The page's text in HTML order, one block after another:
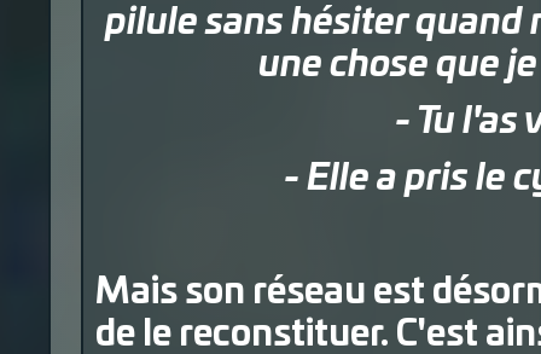
pilule sans hésiter quand
une chose que
- Tu l'as
- Elle a pris le
Mais son réseau est
de le reconstituer. C'est